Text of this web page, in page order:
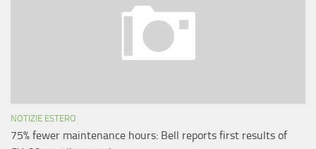
NOTIZIE ESTERO
75% fewer maintenance hours: Bell reports first results of